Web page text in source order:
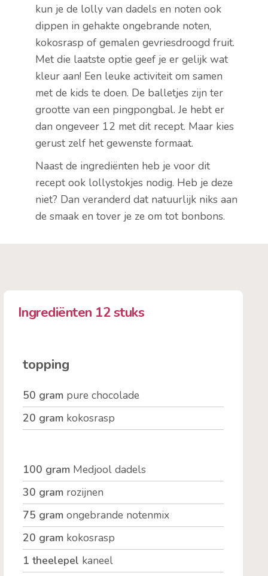
kun je de lolly van dadels en noten ook
dippen in gehakte ongebrande noten,
kokosrasp of gemalen gevriesdroogd fruit.
Met die laatste optie geef je er gelijk wat
kleur aan! Een leuke activiteit om samen
met de kids te doen. De balletjes zijn ter
grootte van een pingpongbal. Je hebt er
dan ongeveer 12 met dit recept. Maar kies
gerust zelf het gewenste formaat.
Naast de ingrediënten heb je voor dit
recept ook lollystokjes nodig. Heb je deze
niet? Dan veranderd dat natuurlijk niks aan
de smaak en tover je ze om tot bonbons.
Ingrediënten 12 stuks
topping
50 gram pure chocolade
20 gram kokosrasp
100 gram Medjool dadels
30 gram rozijnen
75 gram ongebrande notenmix
20 gram kokosrasp
1 theelepel kaneel